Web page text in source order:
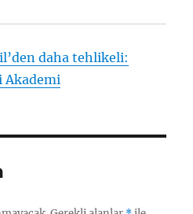
daha tehlikeli:
Akademi